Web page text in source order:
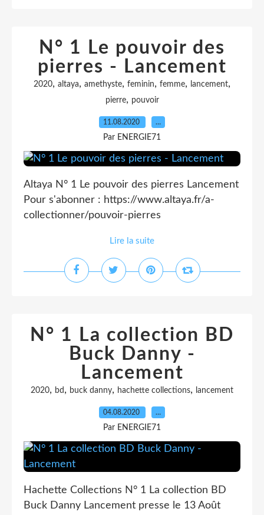
N° 1 Le pouvoir des
pierres - Lancement
2020, altaya, amethyste, feminin, femme, lancement,
pierre, pouvoir
11.08.2020 …
Par ENERGIE71
Altaya N° 1 Le pouvoir des pierres Lancement
Pour s'abonner : https://www.altaya.fr/a-
collectionner/pouvoir-pierres
Lire la suite
N° 1 La collection BD
Buck Danny -
Lancement
2020, bd , buck danny, hachette collections, lancement
04.08.2020 …
Par ENERGIE71
Hachette Collections N° 1 La collection BD
Buck Danny Lancement presse le 13 Août